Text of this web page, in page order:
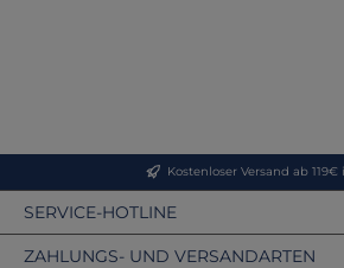
Kostenloser Versand ab 119€
SERVICE-HOTLINE
ZAHLUNGS- UND VERSANDARTEN